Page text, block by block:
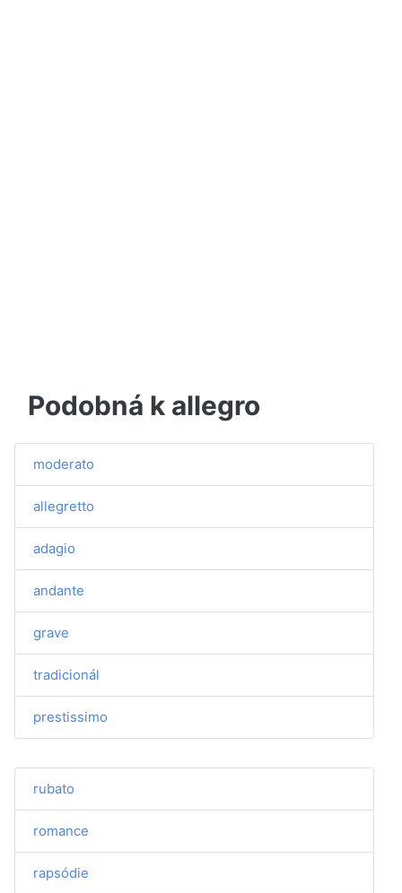
Podobná k allegro
moderato
allegretto
adagio
andante
grave
tradicionál
prestissimo
rubato
romance
rapsódie